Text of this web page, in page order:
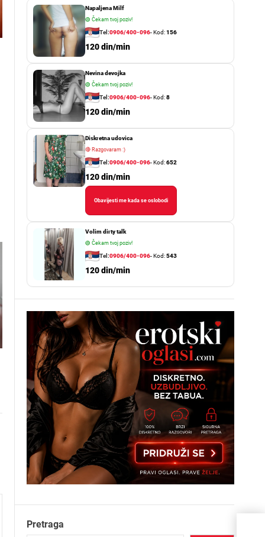
Napaljena Milf
🟢 Čekam tvoj poziv!
Tel:0906/400-096- Kod:156
120 din/min
Nevina devojka
🟢 Čekam tvoj poziv!
Tel:0906/400-096- Kod:8
120 din/min
Diskretna udovica
🔴Razgovaram :)
Tel:0906/400-096- Kod:652
120 din/min
Obavijesti me kada se oslobodi
Volim dirty talk
🟢 Čekam tvoj poziv!
Tel:0906/400-096- Kod:543
120 din/min
Pretraga